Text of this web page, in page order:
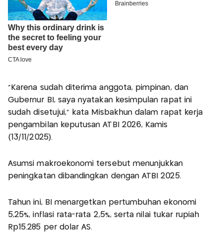
“Karena sudah diterima anggota, pimpinan, dan
Gubernur BI, saya nyatakan kesimpulan rapat ini
sudah disetujui,” kata Misbakhun dalam rapat kerja
pengambilan keputusan ATBI 2026, Kamis
(13/11/2025).
Asumsi makroekonomi tersebut menunjukkan
peningkatan dibandingkan dengan ATBI 2025.
Tahun ini, BI menargetkan pertumbuhan ekonomi
5,25%, inflasi rata-rata 2,5%, serta nilai tukar rupiah
Rp15.285 per dolar AS.